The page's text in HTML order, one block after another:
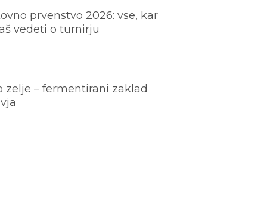
prvenstvo 2026: vse, kar
vedeti o turnirju
zelje – fermentirani zaklad